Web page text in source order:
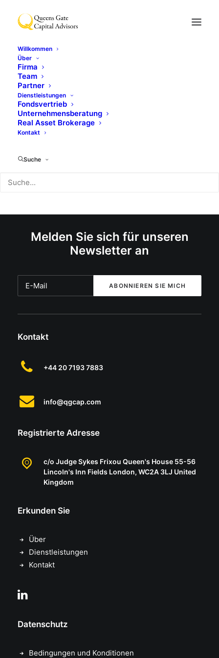
Willkommen
Über
Firma
Team
Partner
Dienstleistungen
Fondsvertrieb
Unternehmensberatung
Real Asset Brokerage
Kontakt
Suche
Anders denken
Melden Sie sich für unseren
Newsletter an
Kontakt
+44 20 7193 7883
info@qgcap.com
Registrierte Adresse
c/o Judge Sykes Frixou Queen's House 55-56
Lincoln's Inn Fields London, WC2A 3LJ United
Kingdom
Erkunden Sie
Über
Dienstleistungen
Kontakt
Datenschutz
Bedingungen und Konditionen